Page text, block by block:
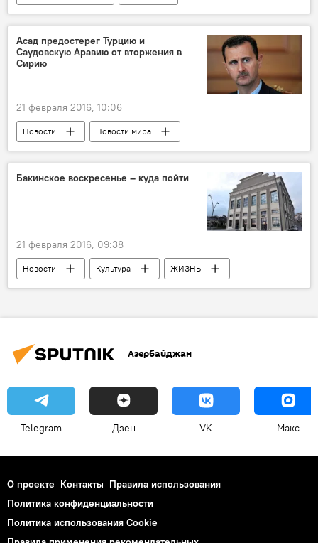
Асад предостерег Турцию и
Саудовскую Аравию от вторжения в
Сирию
21 февраля 2016, 10:06
Новости Новости мира
Бакинское воскресенье – куда пойти
21 февраля 2016, 09:38
Новости Культура ЖИЗНЬ
Азербайджан
Telegram Дзен VK Макс
О проекте Контакты Правила использования
Политика конфиденциальности
Политика использования Cookie